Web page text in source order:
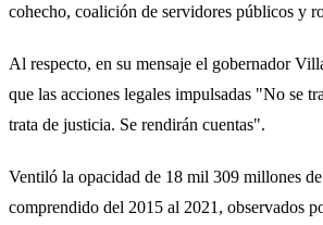
cohecho, coalición de servidores públicos y
Al respecto, en su mensaje el gobernador
que las acciones legales impulsadas "No se
trata de justicia. Se rendirán cuentas".
Ventiló la opacidad de 18 mil 309 millones
comprendido del 2015 al 2021, observados